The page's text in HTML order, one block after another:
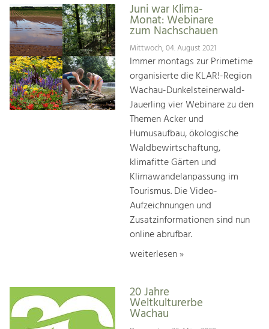
Juni war Klima-
Monat: Webinare
zum Nachschauen
Mittwoch, 04. August 2021
Immer montags zur Primetime
organisierte die KLAR!-Region
Wachau-Dunkelsteinerwald-
Jauerling vier Webinare zu den
Themen Acker und
Humusaufbau, ökologische
Waldbewirtschaftung,
klimafitte Gärten und
Klimawandelanpassung im
Tourismus. Die Video-
Aufzeichnungen und
Zusatzinformationen sind nun
online abrufbar.
weiterlesen »
20 Jahre
Weltkulturerbe
Wachau